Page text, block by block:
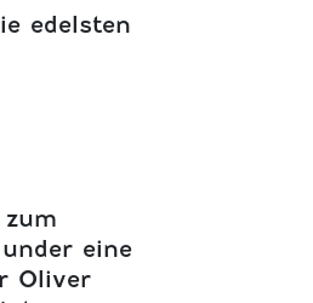
edelsten
eine
Oliver